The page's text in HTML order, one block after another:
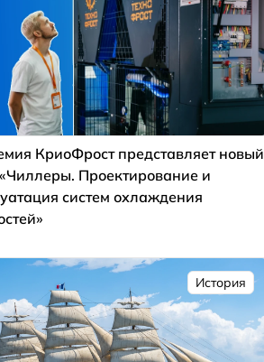
КриоФрост представляет новый
Проектирование и
систем охлаждения
История